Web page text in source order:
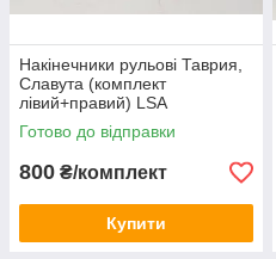
Накінечники рульові Таврия,
Славута (комплект
лівий+правий) LSA
Словаччина
Готово до відправки
800 ₴/комплект
Купити